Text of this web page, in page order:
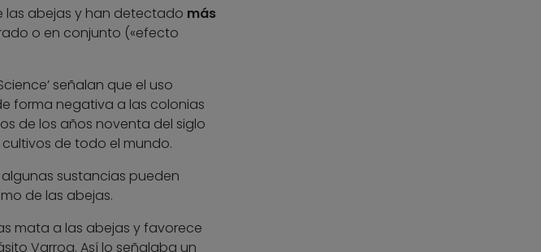
las abejas y han detectado más
o en conjunto («efecto
señalan que el uso
forma negativa a las colonias
de los años noventa del siglo
de todo el mundo.
sustancias pueden
de las abejas.
mata a las abejas y favorece
Varroa. Así lo señalaba un